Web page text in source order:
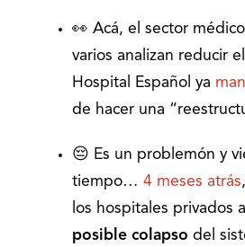
👀 Acá, el sector
varios analizan reducir
Hospital Español ya
de hacer una
😔 Es un problemón y
tiempo… 4 meses atrás
los hospitales privados
posible colapso del